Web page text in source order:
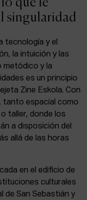
2026
plaza, 1
Sebastián
005
singularidad
tecnología y el
la intuición y las
metódico y la
es un principio
Zine Eskola. Con
tanto espacial como
taller, donde los
a disposición del
allá de las horas
en el edificio de
culturales
de San Sebastián y